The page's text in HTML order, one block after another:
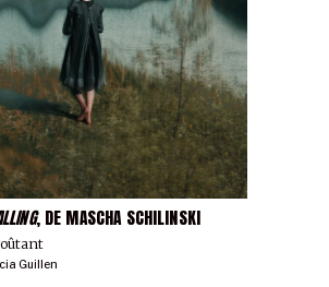
, DE MASCHA SCHILINSKI
Guillen